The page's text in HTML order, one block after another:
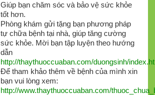
Giúp bạn chăm sóc và bảo vệ sức khỏe
tốt hơn.
Phòng khám gửi tặng bạn phương pháp
tự chữa bệnh tại nhà, giúp tăng cường
sức khỏe. Mời bạn tập luyện theo hướng
dẫn
http://thaythuoccuaban.com/duongsinh/
Để tham khảo thêm về bệnh của mình xin
bạn vui lòng xem:
http://www.thaythuoccuaban.com/